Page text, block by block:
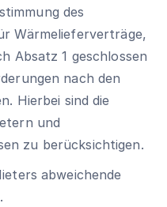
des
Wärmelieferverträge,
Absatz 1 geschlossen
nach den
Hierbei sind die
und
zu berücksichtigen.
abweichende